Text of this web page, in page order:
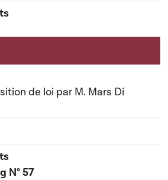
de loi par M. Mars Di
N° 57